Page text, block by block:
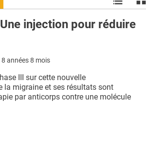
les
en
les
injection pour réduire
8 années 8 mois
III sur cette nouvelle
la migraine et ses résultats sont
par anticorps contre une molécule